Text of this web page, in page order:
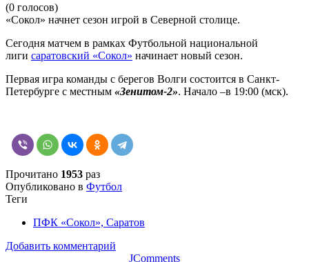
(0 голосов)
«Сокол» начнет сезон игрой в Северной столице.
Сегодня матчем в рамках Футбольной национальной
лиги саратовский «Сокол» начинает новый сезон.
Первая игра команды с берегов Волги состоится в Санкт-
Петербурге с местным «Зенитом-2». Начало –в 19:00 (мск).
Прочитано 1953 раз
Опубликовано в Футбол
Теги
ПФК «Сокол», Саратов
Добавить комментарий
JComments